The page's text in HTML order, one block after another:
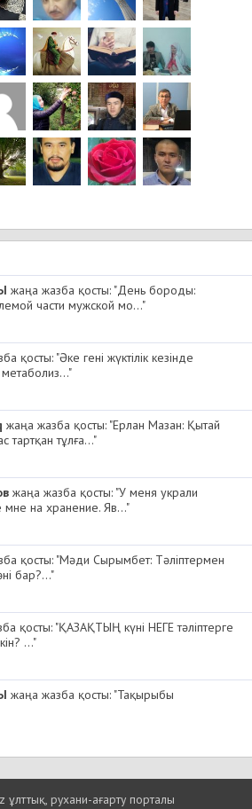
жаңа жазба қосты: "День бороды:
части мужской мо..."
қосты: "Әке гені жүктілік кезінде
жаңа жазба қосты: "Ерлан Мазан: Қытай
тартқан тұлға..."
жаңа жазба қосты: "У меня украли
мне на хранение. Яв..."
қосты: "Мәди Сырымбет: Тәліптермен
бар?..."
қосты: "ҚАЗАҚТЫҢ күні НЕГЕ тәліптерге
..."
жаңа жазба қосты: "Тақырыбы
ұлттық, рухани-ағарту порталы